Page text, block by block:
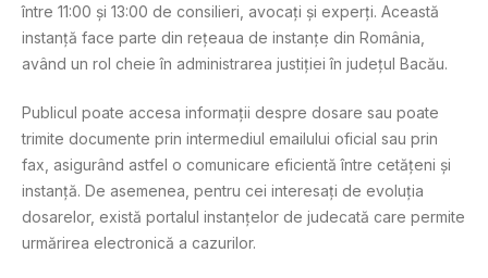
între 11:00 și 13:00 de consilieri, avocați și experți. Această
instanță face parte din rețeaua de instanțe din România,
având un rol cheie în administrarea justiției în județul Bacău.
Publicul poate accesa informații despre dosare sau poate
trimite documente prin intermediul emailului oficial sau prin
fax, asigurând astfel o comunicare eficientă între cetățeni și
instanță. De asemenea, pentru cei interesați de evoluția
dosarelor, există portalul instanțelor de judecată care permite
urmărirea electronică a cazurilor​.